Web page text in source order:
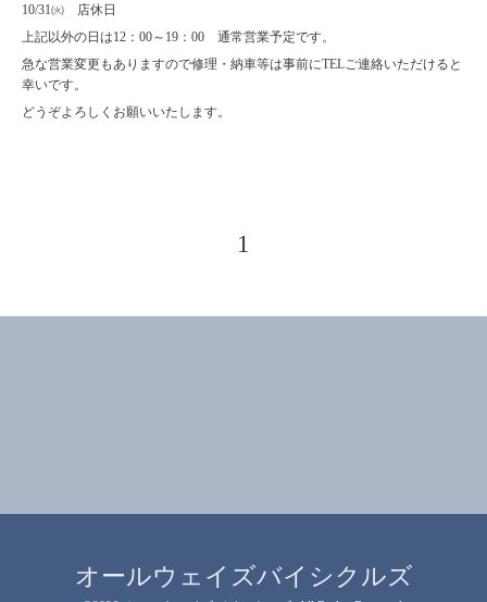
10/31㈫ 店休日
上記以外の日は12：00～19：00 通常営業予定です。
急な営業変更もありますので修理・納車等は事前にTELご連絡いただけると
幸いです。
どうぞよろしくお願いいたします。
1
オールウェイズバイシクルズ